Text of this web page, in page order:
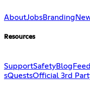
AboutJobsBranding
Resources
SupportSafetyBlog
sQuestsOfficial 3rd